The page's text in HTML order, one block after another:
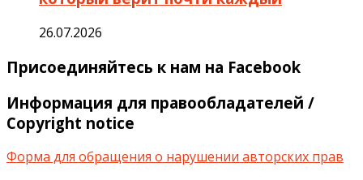
26.07.2026
Присоединяйтесь к нам на Facebook
Информация для правообладателей /
Copyright notice
Форма для обращения о нарушении авторских прав